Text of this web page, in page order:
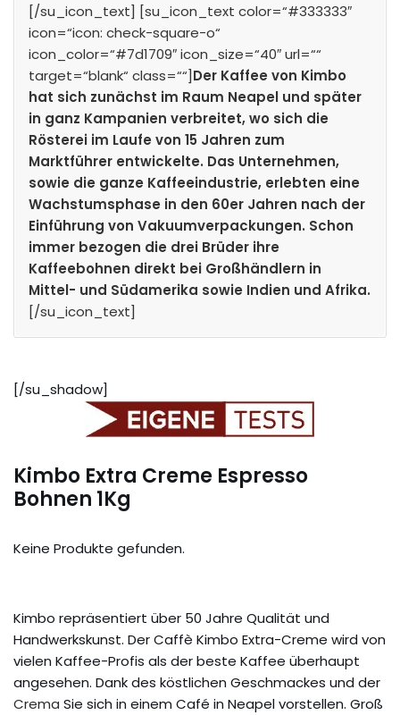
[/su_icon_text] [su_icon_text color=“#333333″
icon=“icon: check-square-o“
icon_color=“#7d1709″ icon_size=“40″ url=““
target=“blank“ class=““]Der Kaffee von Kimbo
hat sich zunächst im Raum Neapel und später
in ganz Kampanien verbreitet, wo sich die
Rösterei im Laufe von 15 Jahren zum
Marktführer entwickelte. Das Unternehmen,
sowie die ganze Kaffeeindustrie, erlebten eine
Wachstumsphase in den 60er Jahren nach der
Einführung von Vakuumverpackungen. Schon
immer bezogen die drei Brüder ihre
Kaffeebohnen direkt bei Großhändlern in
Mittel- und Südamerika sowie Indien und Afrika.
[/su_icon_text]
[/su_shadow]
Kimbo Extra Creme Espresso
Bohnen 1Kg
Keine Produkte gefunden.
Kimbo repräsentiert über 50 Jahre Qualität und
Handwerkskunst. Der Caffè Kimbo Extra-Creme wird von
vielen Kaffee-Profis als der beste Kaffee überhaupt
angesehen. Dank des köstlichen Geschmackes und der
Crema Sie sich in einem Café in Neapel vorstellen. Groß